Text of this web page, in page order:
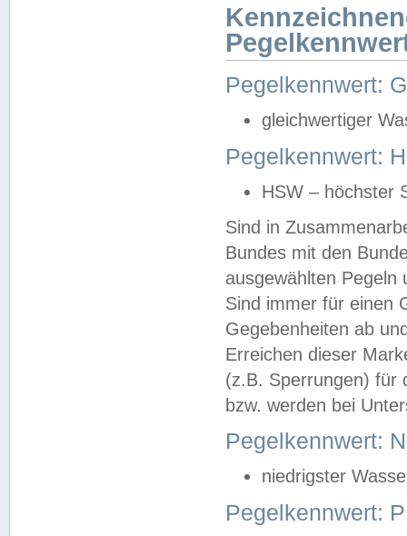
Pegelkennwert:
gleichwertiger
Pegelkennwert:
HSW – höchster
Sind in
Bundes mit den
ausgewählten
Sind immer für einen
Gegebenheiten ab
Erreichen dieser
(z.B. Sperrungen) für
bzw. werden bei
Pegelkennwert:
niedrigster
Pegelkennwert: